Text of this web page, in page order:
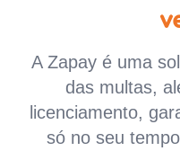
A Zapay é uma
das multas,
licenciamento,
só no seu